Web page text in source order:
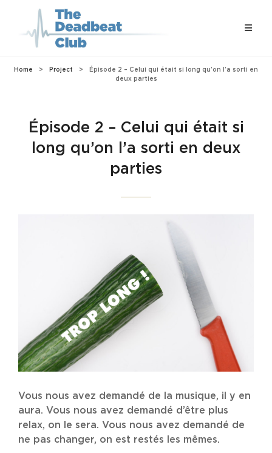
Home > Project >
Épisode 2 – Celui qui était si long qu’on l’a sorti en
deux parties
Épisode 2 – Celui qui était si
long qu’on l’a sorti en deux
parties
Vous nous avez demandé de la musique, il y en
aura. Vous nous avez demandé d’être plus
relax, on le sera. Vous nous avez demandé de
ne pas changer, on est restés les mêmes.